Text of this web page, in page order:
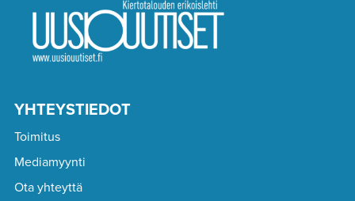
YHTEYSTIEDOT
Toimitus
Mediamyynti
Ota yhteyttä